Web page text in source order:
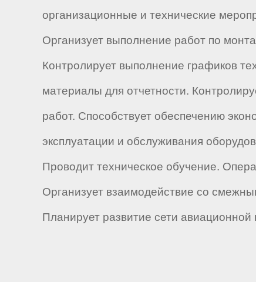
организационные и технические
Организует выполнение работ по
Контролирует выполнение графиков
материалы для отчетности.
работ. Способствует обеспечению
эксплуатации и обслуживания
Проводит техническое обучение.
Организует взаимодействие со
Планирует развитие сети